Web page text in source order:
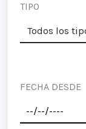
TIPO
FECHA DESDE